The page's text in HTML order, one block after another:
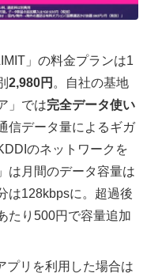
」の料金プランは1
2,980円 。自社の基地
」では完全データ使い
信データ量によるギガ
のネットワークを
は月間のデータ容量は
は128kbpsに。超過後
たり500円で容量追加
プリを利用した場合は